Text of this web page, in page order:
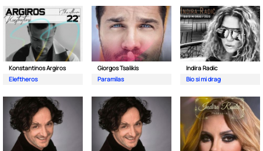
Konstantinos Argiros
Eleftheros
Giorgos Tsalikis
Paramilas
Indira Radic
Bio si mi drag